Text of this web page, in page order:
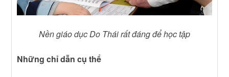
Nền giáo dục Do Thái rất đáng để học tập
Những chỉ dẫn cụ thể